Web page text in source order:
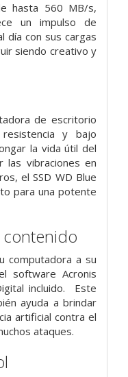
hasta 560 MB/s,
un impulso de
día con sus cargas
siendo creativo y
de escritorio
y bajo
la vida útil del
vibraciones en
el SSD WD Blue
para una potente
computadora a su
software Acronis
incluido. Este
ayuda a brindar
artificial contra el
ataques.